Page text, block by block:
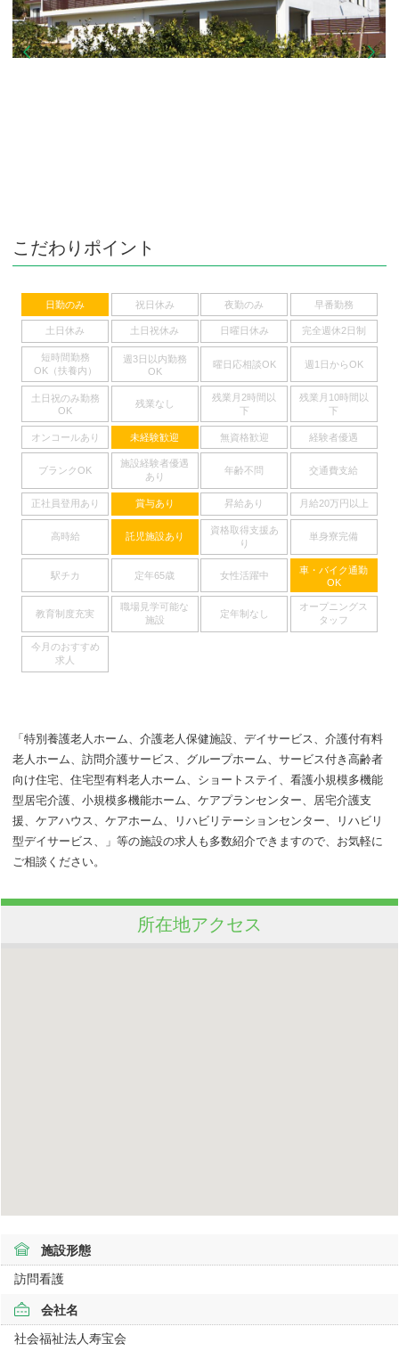
こだわりポイント
日勤のみ 祝日休み 夜勤のみ 早番勤務
土日休み 土日祝休み 日曜日休み 完全週休2日制
短時間勤務
OK（扶養内）
週3日以内勤務
OK
曜日応相談OK 週1日からOK
土日祝のみ勤務
OK
残業なし
残業月2時間以
下
残業月10時間以
下
オンコールあり 未経験歓迎 無資格歓迎 経験者優遇
ブランクOK
施設経験者優遇
あり
年齢不問 交通費支給
正社員登用あり 賞与あり 昇給あり 月給20万円以上
高時給 託児施設あり
資格取得支援あ
り
単身寮完備
駅チカ 定年65歳 女性活躍中
車・バイク通勤
OK
教育制度充実
職場見学可能な
施設
定年制なし
オープニングス
タッフ
今月のおすすめ
求人
「特別養護老人ホーム、介護老人保健施設、デイサービス、介護付有料
老人ホーム、訪問介護サービス、グループホーム、サービス付き高齢者
向け住宅、住宅型有料老人ホーム、ショートステイ、看護小規模多機能
型居宅介護、小規模多機能ホーム、ケアプランセンター、居宅介護支
援、ケアハウス、ケアホーム、リハビリテーションセンター、リハビリ
型デイサービス、」等の施設の求人も多数紹介できますので、お気軽に
ご相談ください。
所在地アクセス
施設形態
訪問看護
会社名
社会福祉法人寿宝会